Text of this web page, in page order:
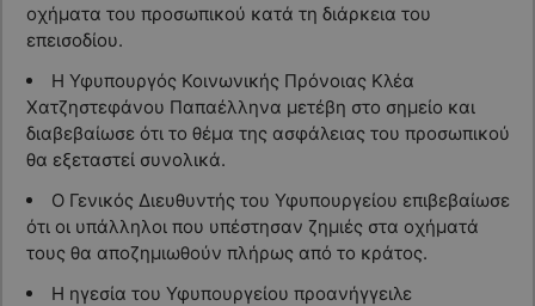
οχήματα του προσωπικού κατά τη διάρκεια του
επεισοδίου.
Η Υφυπουργός Κοινωνικής Πρόνοιας Κλέα
Χατζηστεφάνου Παπαέλληνα μετέβη στο σημείο και
διαβεβαίωσε ότι το θέμα της ασφάλειας του προσωπικού
θα εξεταστεί συνολικά.
Ο Γενικός Διευθυντής του Υφυπουργείου επιβεβαίωσε
ότι οι υπάλληλοι που υπέστησαν ζημιές στα οχήματά
τους θα αποζημιωθούν πλήρως από το κράτος.
Η ηγεσία του Υφυπουργείου προανήγγειλε